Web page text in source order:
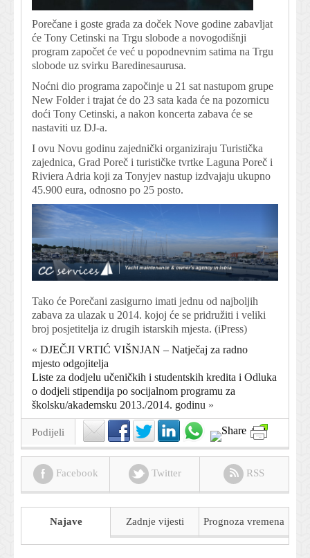
Porečane i goste grada za doček Nove godine zabavljat
će Tony Cetinski na Trgu slobode a novogodišnji
program započet će već u popodnevnim satima na Trgu
slobode uz svirku Baredinesaurusa.
Noćni dio programa započinje u 21 sat nastupom grupe
New Folder i trajat će do 23 sata kada će na pozornicu
doći Tony Cetinski, a nakon koncerta zabava će se
nastaviti uz DJ-a.
I ovu Novu godinu zajednički organiziraju Turistička
zajednica, Grad Poreč i turističke tvrtke Laguna Poreč i
Riviera Adria koji za Tonyjev nastup izdvajaju ukupno
45.900 eura, odnosno po 25 posto.
Tako će Porečani zasigurno imati jednu od najboljih
zabava za ulazak u 2014. kojoj će se pridružiti i veliki
broj posjetitelja iz drugih istarskih mjesta. (iPress)
« DJEČJI VRTIĆ VIŠNJAN – Natječaj za radno
mjesto odgojitelja
Liste za dodjelu učeničkih i studentskih kredita i Odluka
o dodjeli stipendija po socijalnom programu za
školsku/akademsku 2013./2014. godinu »
Podijeli
Facebook Twitter RSS
Najave Zadnje vijesti Prognoza vremena